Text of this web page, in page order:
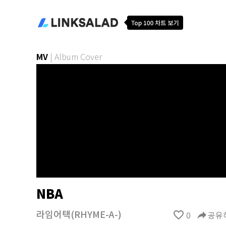
MV | Album Cover
NBA
라임어택(RHYME-A-) favorite_border 0 reply공유